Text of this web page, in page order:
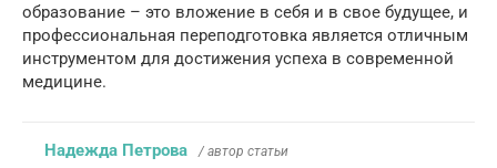
образование – это вложение в себя и в свое будущее, и
профессиональная переподготовка является отличным
инструментом для достижения успеха в современной
медицине.
Надежда Петрова / автор статьи